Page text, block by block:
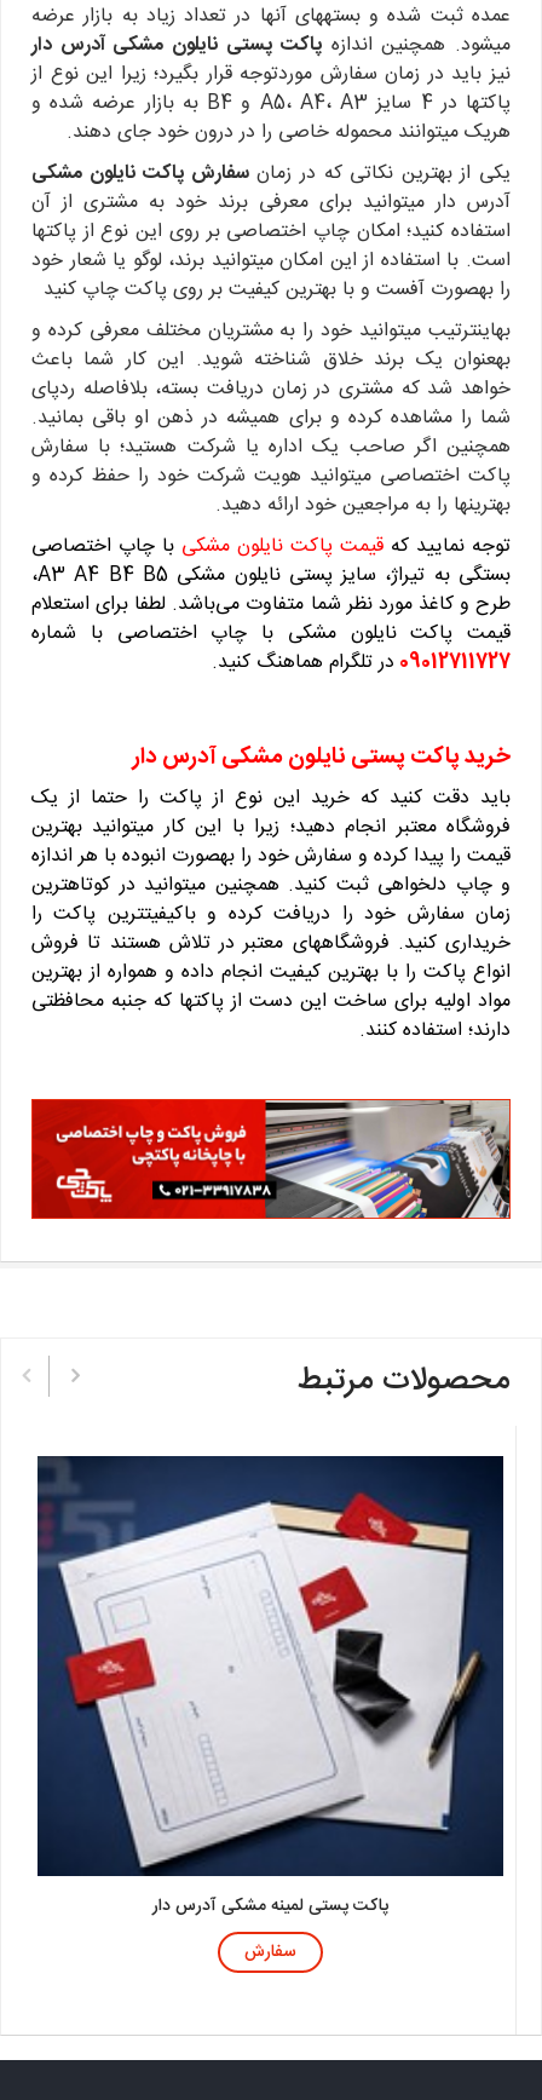
عمده ثبت شده و بسته‎های آن‎ها در تعداد زیاد به بازار عرضه
می‎شود. همچنین اندازه
پاکت پستی نایلون مشکی آدرس دار
نیز باید در زمان سفارش موردتوجه قرار بگیرد؛ زیرا این نوع از
پاکت‎ها در 4 سایز A5، A4، A3 و B4 به بازار عرضه شده و
هریک می‎توانند محموله خاصی را در درون خود جای دهند.
یکی از بهترین نکاتی که در زمانسفارش پاکت نایلون مشکی
آدرس دار می‎توانید برای معرفی برند خود به مشتری از آن
استفاده کنید؛ امکان چاپ اختصاصی بر روی این نوع از پاکت‎ها
است. با استفاده از این امکان می‎توانید برند، لوگو یا شعار خود
را به‎صورت آفست و با بهترین کیفیت بر روی پاکت چاپ کنید
به‎این‎ترتیب می‎توانید خود را به مشتریان مختلف معرفی کرده و
به‎عنوان یک برند خلاق شناخته شوید. این کار شما باعث
خواهد شد که مشتری در زمان دریافت بسته، بلافاصله ردپای
شما را مشاهده کرده و برای همیشه در ذهن او باقی بمانید.
همچنین اگر صاحب یک اداره یا شرکت هستید؛ با سفارش
پاکت اختصاصی می‎توانید هویت شرکت خود را حفظ کرده و
بهترین‎ها را به مراجعین خود ارائه دهید.
توجه نمایید که قیمت پاکت نایلون مشکی با چاپ اختصاصی
بستگی به تیراژ، سایز پستی نایلون مشکی A3 A4 B4 B5،
طرح و کاغذ مورد نظر شما متفاوت می‌باشد. لطفا برای استعلام
قیمت پاکت نایلون مشکی با چاپ اختصاصی با شماره
09012711727 در تلگرام هماهنگ کنید.
خرید پاکت پستی نایلون مشکی آدرس دار
باید دقت کنید که خرید این نوع از پاکت را حتما از یک
فروشگاه معتبر انجام دهید؛ زیرا با این کار می‎توانید بهترین
قیمت را پیدا کرده و سفارش خود را به‎صورت انبوده با هر اندازه
و چاپ دلخواهی ثبت کنید. همچنین می‎توانید در کوتاه‎ترین
زمان سفارش خود را دریافت کرده و باکیفیت‎ترین پاکت را
خریداری کنید. فروشگاه‎های معتبر در تلاش هستند تا فروش
انواع پاکت را با بهترین کیفیت انجام داده و همواره از بهترین
مواد اولیه برای ساخت این دست از پاکت‎ها که جنبه محافظتی
دارند؛ استفاده کنند.
محصولات مرتبط
پاکت پستی لمینه مشکی آدرس دار
سفارش